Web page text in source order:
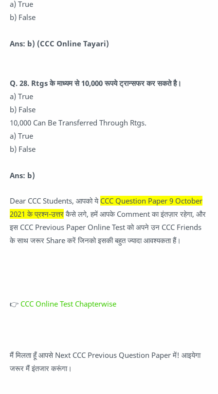
a) True
b) False
Ans: b) (CCC Online Tayari)
Q. 28. Rtgs के माध्यम से 10,000 रूपये ट्रान्सफर कर सकते है।
a) True
b) False
10,000 Can Be Transferred Through Rtgs.
a) True
b) False
Ans: b)
Dear CCC Students, आपको ये CCC Question Paper 9 October
2021 के प्रश्न-उत्तरकैसे लगे, हमें आपके Comment का इंतज़ार रहेगा, और
इस CCC Previous Paper Online Test को अपने उन CCC Friends
के साथ जरूर Share करें जिनको इसकी बहुत ज्यादा आवश्यकता हैं।
👉 CCC Online Test Chapterwise
मैं मिलता हूँ आपसे Next CCC Previous Question Paper में! आइयेगा
जरूर मैं इंतजार करूंगा।